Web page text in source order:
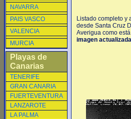
NAVARRA
PAIS VASCO
VALENCIA
MURCIA
Playas de
Canarias
TENERIFE
GRAN CANARIA
FUERTEVENTURA
LANZAROTE
LA PALMA
Listado completo y
desde Santa Cruz
Averigua como
imagen